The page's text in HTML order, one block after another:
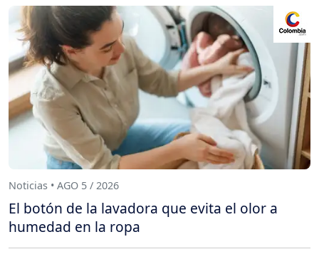
Noticias • AGO 5 / 2026
El botón de la lavadora que evita el olor a
humedad en la ropa